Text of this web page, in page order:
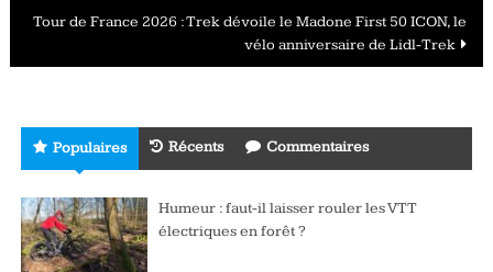
articles
Tour de France 2026 : Trek dévoile le Madone First 50 ICON, le
vélo anniversaire de Lidl-Trek
Populaires Récents Commentaires
Humeur : faut-il laisser rouler les VTT
électriques en forêt ?